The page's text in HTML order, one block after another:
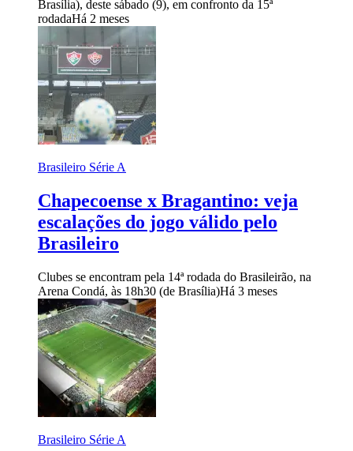
Brasília), deste sábado (9), em confronto da 15ª
rodadaHá 2 meses
Brasileiro Série A
Chapecoense x Bragantino: veja
escalações do jogo válido pelo
Brasileiro
Clubes se encontram pela 14ª rodada do Brasileirão, na
Arena Condá, às 18h30 (de Brasília)Há 3 meses
Brasileiro Série A